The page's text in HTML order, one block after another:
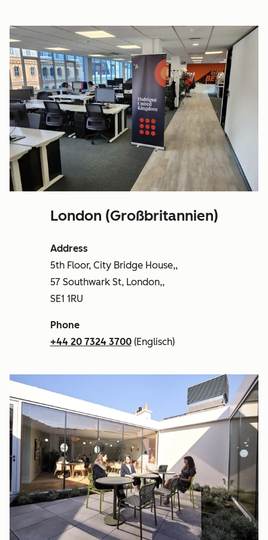
London (Großbritannien)
Address
5th Floor, City Bridge House,,
57 Southwark St, London,,
SE1 1RU
Phone
+44 20 7324 3700(Englisch)